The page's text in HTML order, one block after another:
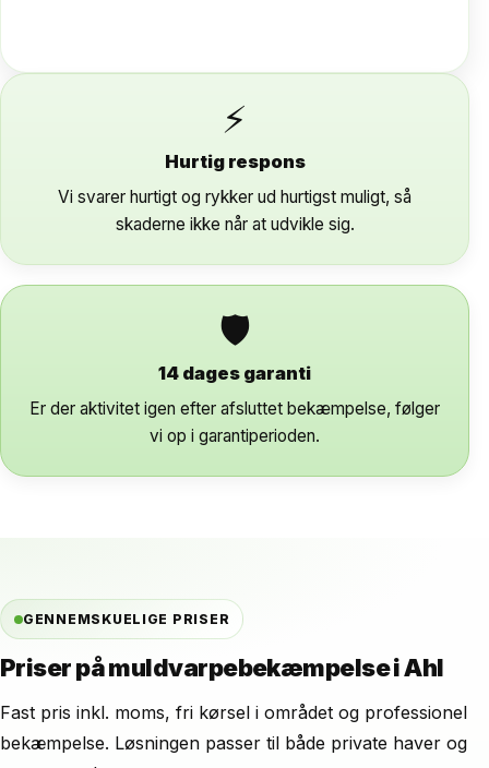
⚡
Hurtig respons
Vi svarer hurtigt og rykker ud hurtigst muligt, så
skaderne ikke når at udvikle sig.
🛡
14 dages garanti
Er der aktivitet igen efter afsluttet bekæmpelse, følger
vi op i garantiperioden.
GENNEMSKUELIGE PRISER
Priser på muldvarpebekæmpelse i Ahl
Fast pris inkl. moms, fri kørsel i området og professionel
bekæmpelse. Løsningen passer til både private haver og